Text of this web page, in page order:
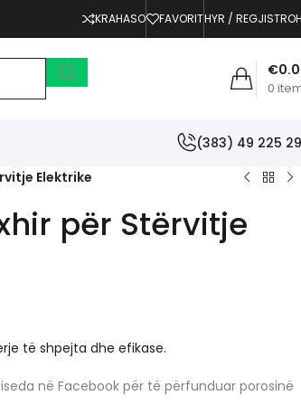
KRAHASO FAVORITHYR /
0
€
(383) 49 225
Elektrike
për Stërvitje
të shpejta dhe efikase.
në Facebook për të përfunduar porosinë